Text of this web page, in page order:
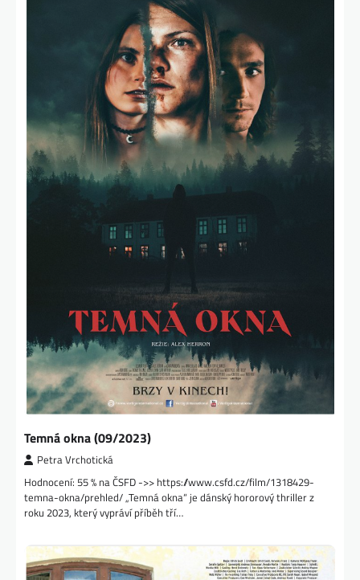
Temná okna (09/2023)
Petra Vrchotická
Hodnocení: 55 % na ČSFD ->> https://www.csfd.cz/film/1318429-
temna-okna/prehled/ „Temná okna“ je dánský hororový thriller z
roku 2023, který vypráví příběh tří…